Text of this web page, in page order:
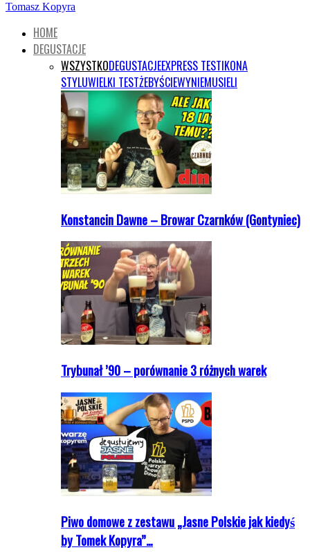
Tomasz Kopyra
HOME
DEGUSTACJE
WSZYSTKODEGUSTACJEEXPRESS TESTIKONA
STYLUWIELKI TESTŻEBYŚCIEWYNIEMUSIELI
Konstancin Dawne – Browar Czarnków (Gontyniec)
Trybunał ’90 – porównanie 3 różnych warek
Piwo domowe z zestawu „Jasne Polskie jak kiedyś
by Tomek Kopyra”…